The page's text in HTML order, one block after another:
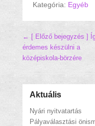
Kategória: Egyéb
Hozzászólás navigáció
← [ Előző bejegyzés ]
érdemes készülni a
középiskola-börzére
Aktuális
Nyári nyitvatartás
Pályaválasztási